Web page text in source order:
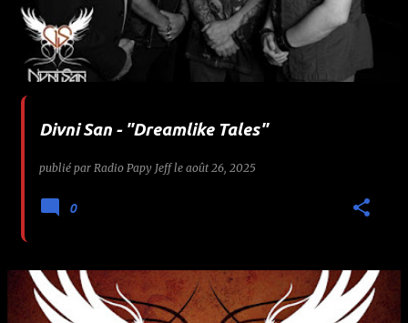
Divni San - "Dreamlike Tales"
publié par Radio Papy Jeff le août 26, 2025
0